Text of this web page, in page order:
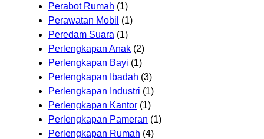
Perabot Rumah (1)
Perawatan Mobil (1)
Peredam Suara (1)
Perlengkapan Anak (2)
Perlengkapan Bayi (1)
Perlengkapan Ibadah (3)
Perlengkapan Industri (1)
Perlengkapan Kantor (1)
Perlengkapan Pameran (1)
Perlengkapan Rumah (4)